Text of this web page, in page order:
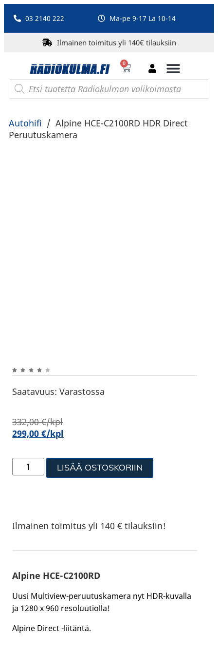
03 2140 222 Ma-pe 9-17 La 10-14
Ilmainen toimitus yli 140€ tilauksiin
0
Autohifi / Alpine HCE-C2100RD HDR Direct
Peruutuskamera
Saatavuus: Varastossa
332,00€/kpl
299,00€/kpl
LISÄÄ OSTOSKORIIN
Ilmainen toimitus yli 140 € tilauksiin!
Alpine HCE-C2100RD
Uusi Multiview-peruutuskamera nyt HDR-kuvalla
ja 1280 x 960 resoluutiolla!
Alpine Direct -liitäntä.